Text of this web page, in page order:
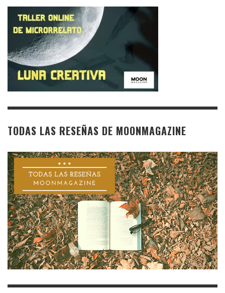
TODAS LAS RESEÑAS DE MOONMAGAZINE